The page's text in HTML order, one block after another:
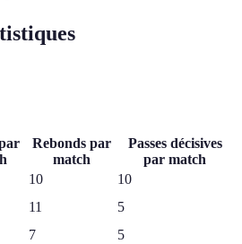
Rebonds par
match
Passes décisives
par match
10
10
11
5
7
5